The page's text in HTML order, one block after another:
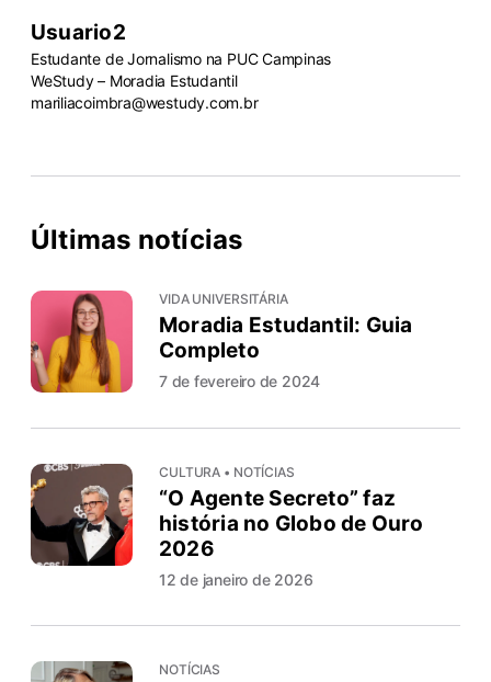
Usuario2
Estudante de Jornalismo na PUC Campinas
WeStudy – Moradia Estudantil
mariliacoimbra@westudy.com.br
Últimas notícias
VIDA UNIVERSITÁRIA
Moradia Estudantil: Guia
Completo
7 de fevereiro de 2024
CULTURA • NOTÍCIAS
“O Agente Secreto” faz
história no Globo de Ouro
2026
12 de janeiro de 2026
NOTÍCIAS